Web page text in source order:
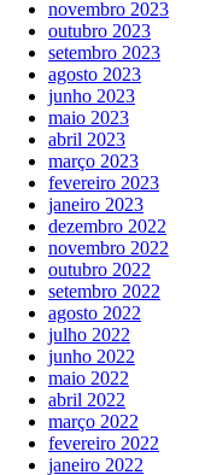
novembro 2023
outubro 2023
setembro 2023
agosto 2023
junho 2023
maio 2023
abril 2023
março 2023
fevereiro 2023
janeiro 2023
dezembro 2022
novembro 2022
outubro 2022
setembro 2022
agosto 2022
julho 2022
junho 2022
maio 2022
abril 2022
março 2022
fevereiro 2022
janeiro 2022